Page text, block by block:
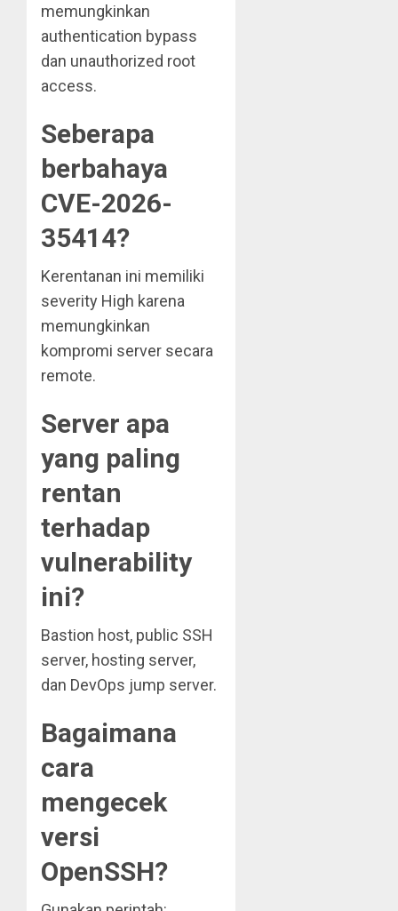
memungkinkan
authentication bypass
dan unauthorized root
access.
Seberapa
berbahaya
CVE-2026-
35414?
Kerentanan ini memiliki
severity High karena
memungkinkan
kompromi server secara
remote.
Server apa
yang paling
rentan
terhadap
vulnerability
ini?
Bastion host, public SSH
server, hosting server,
dan DevOps jump server.
Bagaimana
cara
mengecek
versi
OpenSSH?